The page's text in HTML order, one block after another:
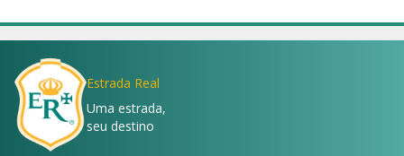
Estrada Real
Uma estrada,
seu destino